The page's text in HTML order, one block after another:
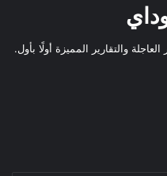
والتقارير المميزة أولًا بأول.